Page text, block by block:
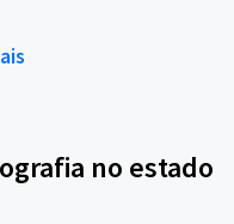
no estado